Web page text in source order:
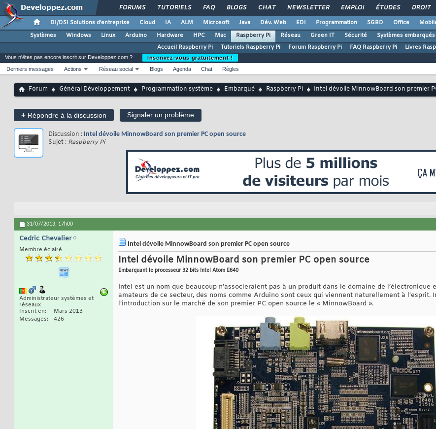
FORUMS TUTORIELS FAQ BLOGS CHAT NEWSLETTER EMPLOI ÉTUDES DROIT
DI/DSI Solutions d'entreprise Cloud IA ALM Microsoft Java Dév. Web EDI Programmation SGBD Office
Systèmes
Windows Linux Arduino Hardware HPC Mac Raspberry Pi Réseau Green IT Sécurité Systèmes embarqués
Accueil Raspberry Pi
Tutoriels Raspberry Pi Forum Raspberry Pi FAQ Raspberry Pi Livres
Vous n'êtes pas encore inscrit sur Developpez.com ?
Inscrivez-vous gratuitement !
Derniers messages
Actions Réseau social Blogs Agenda Chat Règles
Forum Général Développement Programmation système Embarqué Raspberry Pi Intel dévoile MinnowBoard son premier
+ Répondre à la discussion Signaler un problème
Discussion : Intel dévoile MinnowBoard son premier PC open source
Sujet : Raspberry Pi
31/07/2013, 17h00
Cedric Chevalier
Membre éclairé
Administrateur systèmes et
réseaux
Inscrit en
Mars 2013
Messages
426
Intel dévoile MinnowBoard son premier PC open source
Intel dévoile MinnowBoard son premier PC open source
Embarquant le processeur 32 bits Intel Atom E640
Intel est un nom que beaucoup n’associeraient pas à un produit dans le domaine de l’électronique
amateurs de ce secteur, des noms comme Arduino sont ceux qui viennent naturellement à l’esprit.
l’introduction sur le marché de son premier PC open source le « MinnowBoard ».